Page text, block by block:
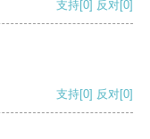
支持[0] 反对[0]
支持[0] 反对[0]